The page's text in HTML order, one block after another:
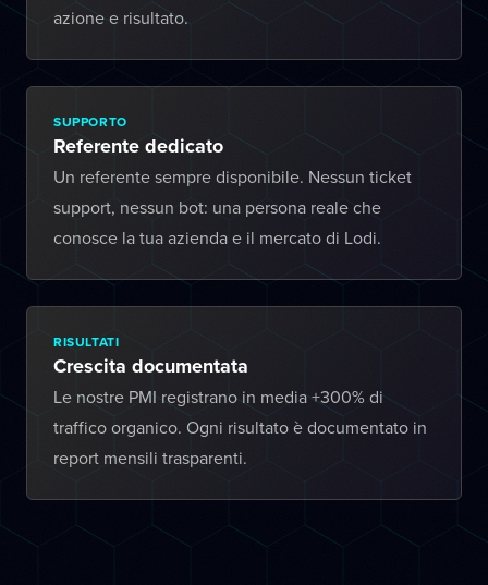
azione e risultato.
SUPPORTO
Referente dedicato
Un referente sempre disponibile. Nessun ticket
support, nessun bot: una persona reale che
conosce la tua azienda e il mercato di Lodi.
RISULTATI
Crescita documentata
Le nostre PMI registrano in media +300% di
traffico organico. Ogni risultato è documentato in
report mensili trasparenti.